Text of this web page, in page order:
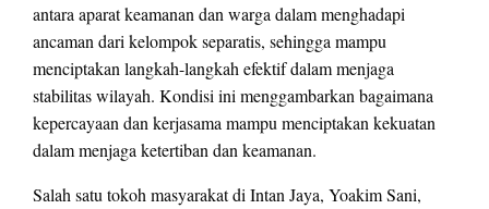
antara aparat keamanan dan warga dalam menghadapi
ancaman dari kelompok separatis, sehingga mampu
menciptakan langkah-langkah efektif dalam menjaga
stabilitas wilayah. Kondisi ini menggambarkan bagaimana
kepercayaan dan kerjasama mampu menciptakan kekuatan
dalam menjaga ketertiban dan keamanan.
Salah satu tokoh masyarakat di Intan Jaya, Yoakim Sani,